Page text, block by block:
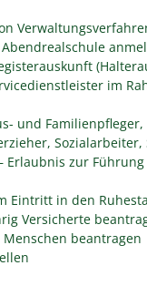
im
und
zur
Eintritt in den
Versicherte
beantragen